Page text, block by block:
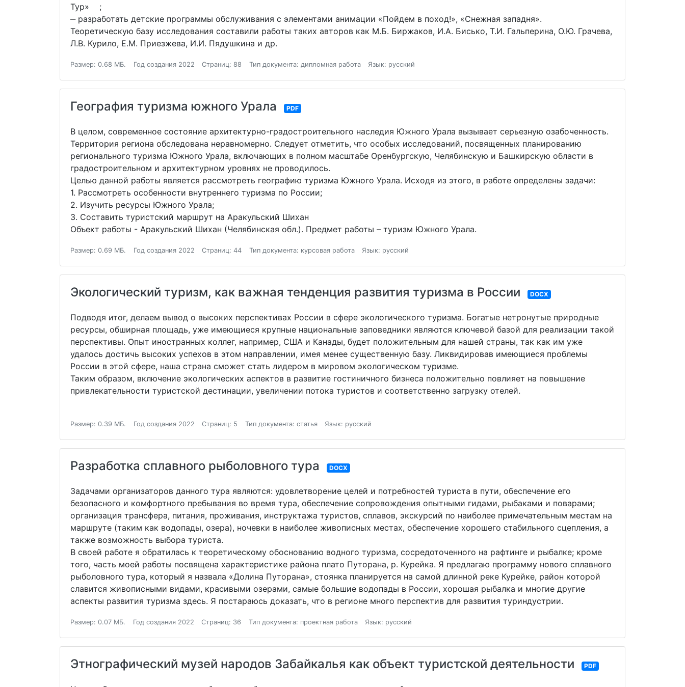
Тур» ;
‒ разработать детские программы обслуживания с элементами анимации «Пойдем в поход!», «Снежная западня».
Теоретическую базу исследования составили работы таких авторов как М.Б. Биржаков, И.А. Бисько, Т.И. Гальперина, О.Ю. Грачева,
Л.В. Курило, Е.М. Приезжева, И.И. Пядушкина и др.
Размер: 0.68 МБ. Год создания 2022 Страниц: 88 Тип документа: дипломная работа Язык: русский
География туризма южного Урала PDF
В целом, современное состояние архитектурно-градостроительного наследия Южного Урала вызывает серьезную озабоченность.
Территория региона обследована неравномерно. Следует отметить, что особых исследований, посвященных планированию
регионального туризма Южного Урала, включающих в полном масштабе Оренбургскую, Челябинскую и Башкирскую области в
градостроительном и архитектурном уровнях не проводилось.
Целью данной работы является рассмотреть географию туризма Южного Урала. Исходя из этого, в работе определены задачи:
1. Рассмотреть особенности внутреннего туризма по России;
2. Изучить ресурсы Южного Урала;
3. Составить туристский маршрут на Аракульский Шихан
Объект работы - Аракульский Шихан (Челябинская обл.). Предмет работы – туризм Южного Урала.
Размер: 0.69 МБ. Год создания 2022 Страниц: 44 Тип документа: курсовая работа Язык: русский
Экологический туризм, как важная тенденция развития туризма в России DOCX
Подводя итог, делаем вывод о высоких перспективах России в сфере экологического туризма. Богатые нетронутые природные
ресурсы, обширная площадь, уже имеющиеся крупные национальные заповедники являются ключевой базой для реализации такой
перспективы. Опыт иностранных коллег, например, США и Канады, будет положительным для нашей страны, так как им уже
удалось достичь высоких успехов в этом направлении, имея менее существенную базу. Ликвидировав имеющиеся проблемы
России в этой сфере, наша страна сможет стать лидером в мировом экологическом туризме.
Таким образом, включение экологических аспектов в развитие гостиничного бизнеса положительно повлияет на повышение
привлекательности туристской дестинации, увеличении потока туристов и соответственно загрузку отелей.
Размер: 0.39 МБ. Год создания 2022 Страниц: 5 Тип документа: статья Язык: русский
Разработка сплавного рыболовного тура DOCX
Задачами организаторов данного тура являются: удовлетворение целей и потребностей туриста в пути, обеспечение его
безопасного и комфортного пребывания во время тура, обеспечение сопровождения опытными гидами, рыбаками и поварами;
организация трансфера, питания, проживания, инструктажа туристов, сплавов, экскурсий по наиболее примечательным местам на
маршруте (таким как водопады, озера), ночевки в наиболее живописных местах, обеспечение хорошего стабильного сцепления, а
также возможность выбора туриста.
В своей работе я обратилась к теоретическому обоснованию водного туризма, сосредоточенного на рафтинге и рыбалке; кроме
того, часть моей работы посвящена характеристике района плато Путорана, р. Курейка. Я предлагаю программу нового сплавного
рыболовного тура, который я назвала «Долина Путорана», стоянка планируется на самой длинной реке Курейке, район которой
славится живописными видами, красивыми озерами, самые большие водопады в России, хорошая рыбалка и многие другие
аспекты развития туризма здесь. Я постараюсь доказать, что в регионе много перспектив для развития туриндустрии.
Размер: 0.07 МБ. Год создания 2022 Страниц: 36 Тип документа: проектная работа Язык: русский
Этнографический музей народов Забайкалья как объект туристской деятельности PDF